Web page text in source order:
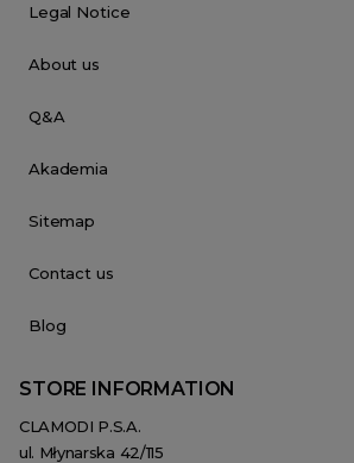
Legal Notice
About us
Q&A
Akademia
Sitemap
Contact us
Blog
STORE INFORMATION
CLAMODI P.S.A.
ul. Młynarska 42/115